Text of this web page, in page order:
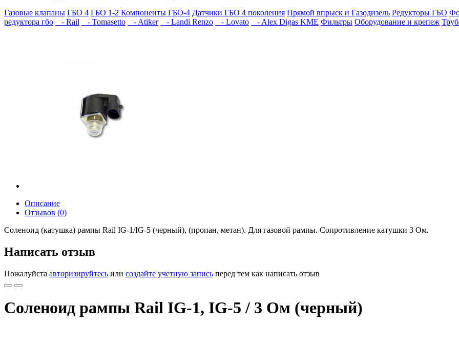
Газовые клапаны ГБО 4 ГБО 1-2 Компоненты ГБО-4 Датчики ГБО 4 поколения Прямой впрыск и Газодизель Редукторы ГБО
редуктора гбо
- Rail - Tomasetto - Atiker - Landi Renzo - Lovato - Alex Digas KME Фильтры Оборудование и крепеж
Описание
Отзывов (0)
Соленоид (катушка) рампы Rail IG-1/IG-5 (черный), (пропан, метан). Для газовой рампы. Сопротивление катушки 3 Ом.
Написать отзыв
Пожалуйста авторизируйтесь или создайте учетную запись перед тем как написать отзыв
Соленоид рампы Rail IG-1, IG-5 / 3 Ом (черный)